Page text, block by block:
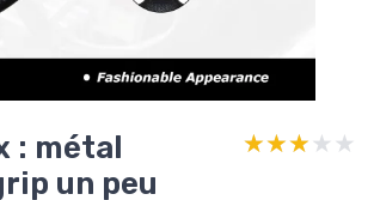
: métal
un peu
★★★★★
★★★★★